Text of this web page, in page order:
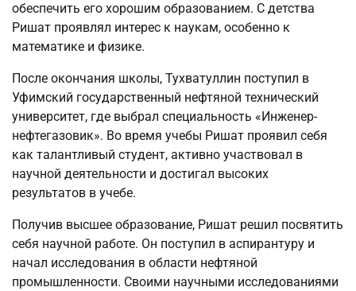
обеспечить его хорошим образованием. С детства
Ришат проявлял интерес к наукам, особенно к
математике и физике.
После окончания школы, Тухватуллин поступил в
Уфимский государственный нефтяной технический
университет, где выбрал специальность «Инженер-
нефтегазовик». Во время учебы Ришат проявил себя
как талантливый студент, активно участвовал в
научной деятельности и достигал высоких
результатов в учебе.
Получив высшее образование, Ришат решил посвятить
себя научной работе. Он поступил в аспирантуру и
начал исследования в области нефтяной
промышленности. Своими научными исследованиями